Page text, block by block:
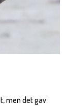
men det gav